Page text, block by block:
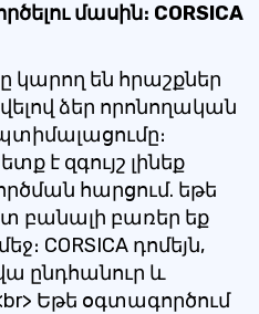
մասին։ CORSICA
կարող են հրաշքներ
ձեր որոնողական
է զգույշ լինեք
հարցում. եթե
բանալի բառեր եք
CORSICA դոմեյն,
ընդհանուր և
Եթե ​​օգտագործում